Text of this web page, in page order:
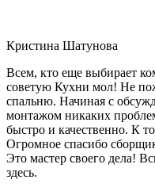
Кристина Шатунова
Всем, кто еще выбирает
советую Кухни мол! Не
спальню. Начиная с
монтажом никаких
быстро и качественно. К
Огромное спасибо
Это мастер своего дела!
здесь.